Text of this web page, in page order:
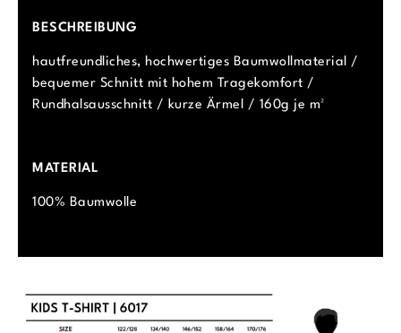
BESCHREIBUNG
hautfreundliches, hochwertiges Baumwollmaterial /
bequemer Schnitt mit hohem Tragekomfort /
Rundhalsausschnitt / kurze Ärmel / 160g je m²
MATERIAL
100% Baumwolle